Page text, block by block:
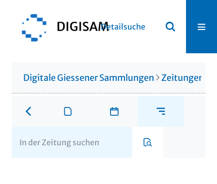
Detailsuche
Digitale Giessener Sammlungen Zeitungen